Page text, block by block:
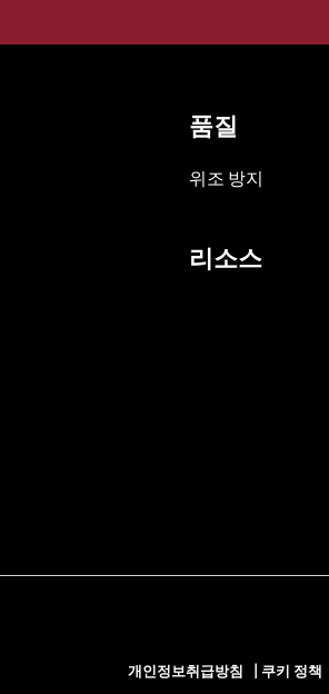
품질
위조 방지
리소스
개인정보취급방침
쿠키 정책